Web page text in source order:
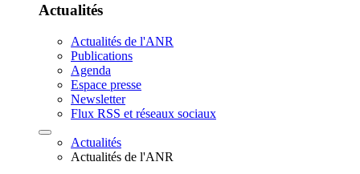
Actualités
Actualités de l'ANR
Publications
Agenda
Espace presse
Newsletter
Flux RSS et réseaux sociaux
Actualités
Actualités de l'ANR